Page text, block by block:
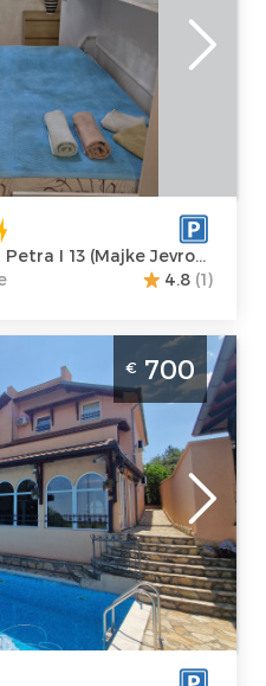
3
:38
:
Beograd Grocka ~ Kralja Petra I 13 (Majke Jevrosime 2 nov naziv)
4.8 (1)
Vila Radan
vila u naselju
8
:250
:
€ 700